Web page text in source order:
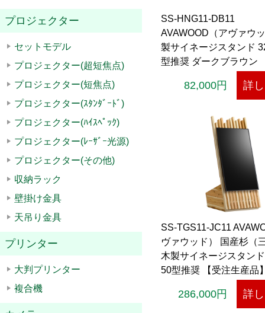
SS-HNG11-DB11
AVAWOOD（アヴァウ
製サイネージスタンド
型推奨 ダークブラウン
能。 木の質感を活かし
ジアンetc.どんな空間に
ングする木製サイネー
82,000円 詳
SS-TGS11-JC11
ヴァウッド） 国産杉（
木製サイネージスタン
50型推奨 【受注生産品
能。 日本の森林保護に
286,000円 詳
プロジェクター
セットモデル
プロジェクター(超短焦点)
プロジェクター(短焦点)
プロジェクター(ｽﾀﾝﾀﾞｰﾄﾞ)
プロジェクター(ﾊｲｽﾍﾟｯｸ)
プロジェクター(ﾚｰｻﾞｰ光源)
プロジェクター(その他)
収納ラック
壁掛け金具
天吊り金具
プリンター
大判プリンター
複合機